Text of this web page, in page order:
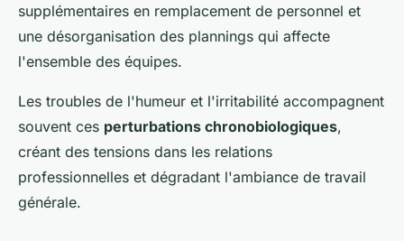
supplémentaires en remplacement de personnel et
une désorganisation des plannings qui affecte
l'ensemble des équipes.
Les troubles de l'humeur et l'irritabilité accompagnent
souvent ces perturbations chronobiologiques,
créant des tensions dans les relations
professionnelles et dégradant l'ambiance de travail
générale.